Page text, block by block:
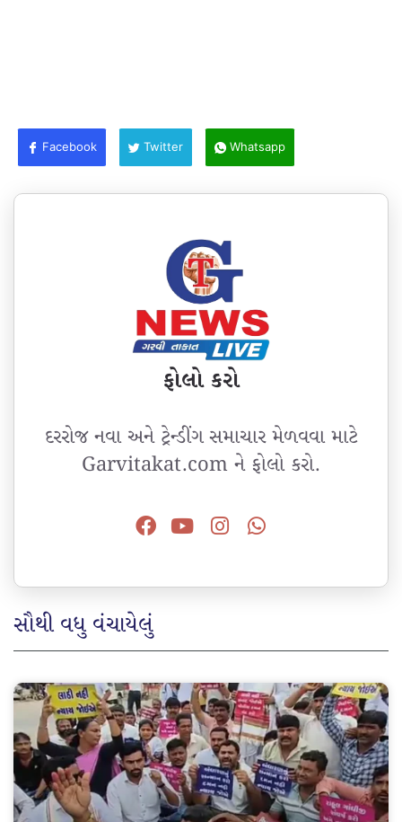
Facebook Twitter Whatsapp
ફોલો કરો
દરરોજ નવા અને ટ્રેન્ડીંગ સમાચાર મેળવવા માટે
Garvitakat.com ને ફોલો કરો.
સૌથી વધુ વંચાયેલું